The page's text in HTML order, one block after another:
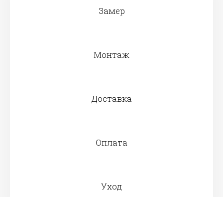
Замер
Монтаж
Доставка
Оплата
Уход